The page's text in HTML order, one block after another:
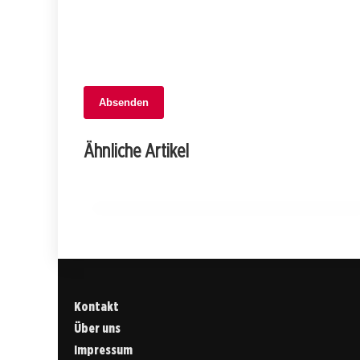
Absenden
Ähnliche Artikel
Landrat beschließt wichtiges
Entlastungspaket: Steueränderungen
Kontakt
Über uns
Impressum